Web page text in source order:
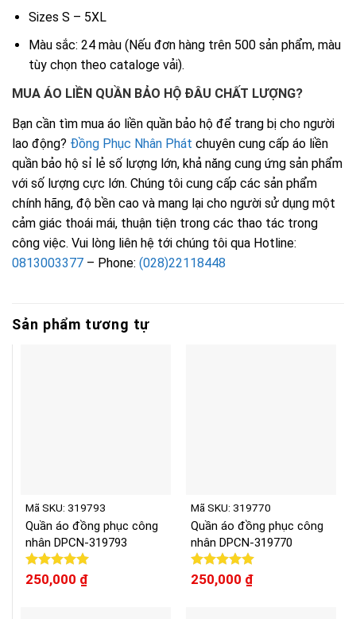
Sizes S – 5XL
Màu sắc: 24 màu (Nếu đơn hàng trên 500 sản phẩm, màu
tùy chọn theo cataloge vải).
MUA ÁO LIỀN QUẦN BẢO HỘ ĐÂU CHẤT LƯỢNG?
Bạn cần tìm mua áo liền quần bảo hộ để trang bị cho người
lao động? Đồng Phục Nhân Phát chuyên cung cấp áo liền
quần bảo hộ sỉ lẻ số lượng lớn, khả năng cung ứng sản phẩm
với số lượng cực lớn. Chúng tôi cung cấp các sản phẩm
chính hãng, độ bền cao và mang lại cho người sử dụng một
cảm giác thoái mái, thuận tiện trong các thao tác trong
công việc. Vui lòng liên hệ tới chúng tôi qua Hotline:
0813003377 – Phone: (028)22118448
Sản phẩm tương tự
Mã SKU: 319793
Quần áo đồng phục công
nhân DPCN-319793
Được xếp
hạng
250,000 ₫
Mã SKU: 319770
Quần áo đồng phục công
nhân DPCN-319770
Được xếp
hạng
250,000 ₫